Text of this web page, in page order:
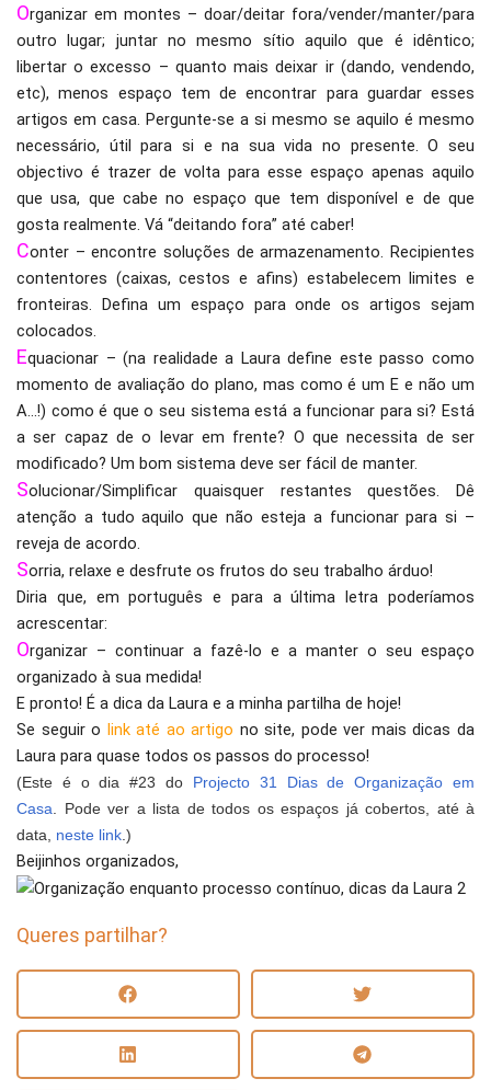
Organizar em montes – doar/deitar fora/vender/manter/para
outro lugar; juntar no mesmo sítio aquilo que é idêntico;
libertar o excesso – quanto mais deixar ir (dando, vendendo,
etc), menos espaço tem de encontrar para guardar esses
artigos em casa. Pergunte-se a si mesmo se aquilo é mesmo
necessário, útil para si e na sua vida no presente. O seu
objectivo é trazer de volta para esse espaço apenas aquilo
que usa, que cabe no espaço que tem disponível e de que
gosta realmente. Vá “deitando fora” até caber!
Conter – encontre soluções de armazenamento. Recipientes
contentores (caixas, cestos e afins) estabelecem limites e
fronteiras. Defina um espaço para onde os artigos sejam
colocados.
Equacionar – (na realidade a Laura define este passo como
momento de avaliação do plano, mas como é um E e não um
A…!) como é que o seu sistema está a funcionar para si? Está
a ser capaz de o levar em frente? O que necessita de ser
modificado? Um bom sistema deve ser fácil de manter.
Solucionar/Simplificar quaisquer restantes questões. Dê
atenção a tudo aquilo que não esteja a funcionar para si –
reveja de acordo.
Sorria, relaxe e desfrute os frutos do seu trabalho árduo!
Diria que, em português e para a última letra poderíamos
acrescentar:
Organizar – continuar a fazê-lo e a manter o seu espaço
organizado à sua medida!
E pronto! É a dica da Laura e a minha partilha de hoje!
Se seguir o link até ao artigo no site, pode ver mais dicas da
Laura para quase todos os passos do processo!
(Este é o dia #23 do Projecto 31 Dias de Organização em
Casa. Pode ver a lista de todos os espaços já cobertos, até à
data, neste link.)
Beijinhos organizados,
Queres partilhar?